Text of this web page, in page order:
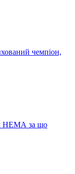
чемпіон,
НЕМА за що